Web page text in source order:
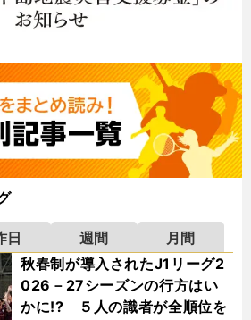
日 週間
月間
秋春制が導入されたJ1リーグ2
026－27シーズンの行方はい
かに!? ５人の識者が全順位を